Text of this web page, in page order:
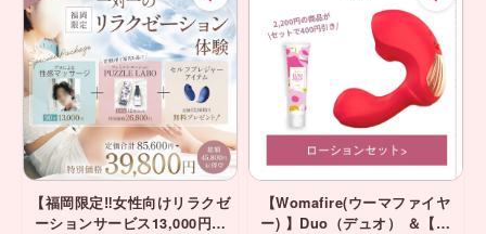
【福岡限定‼️女性向けリラクゼ
ーションサービス13,000円コ
【Womafire(ウーマファイヤ
ー) 】Duo（デュオ） ＆【イ